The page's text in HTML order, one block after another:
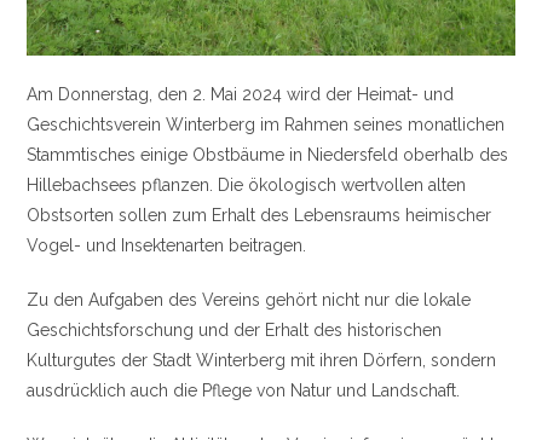
Am Donnerstag, den 2. Mai 2024 wird der Heimat- und
Geschichtsverein Winterberg im Rahmen seines monatlichen
Stammtisches einige Obstbäume in Niedersfeld oberhalb des
Hillebachsees pflanzen. Die ökologisch wertvollen alten
Obstsorten sollen zum Erhalt des Lebensraums heimischer
Vogel- und Insektenarten beitragen.
Zu den Aufgaben des Vereins gehört nicht nur die lokale
Geschichtsforschung und der Erhalt des historischen
Kulturgutes der Stadt Winterberg mit ihren Dörfern, sondern
ausdrücklich auch die Pflege von Natur und Landschaft.